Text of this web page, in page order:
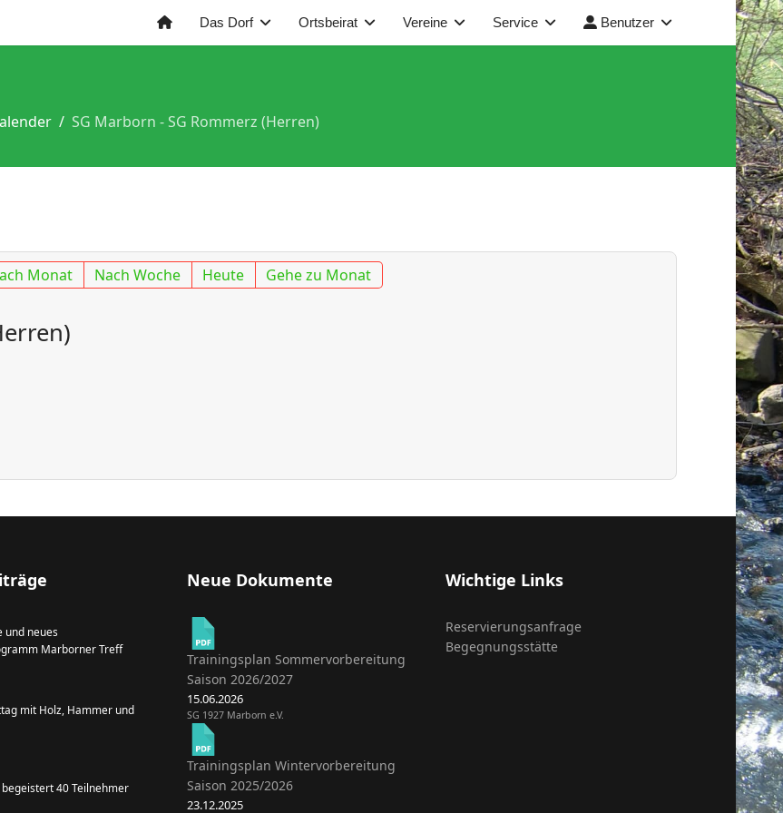
Das Dorf Ortsbeirat Vereine Service Benutzer
SG Marborn - SG Rommerz (Herren)
Monat Nach Woche Heute Gehe zu Monat
und neues
Marborner Treff
mit Holz, Hammer und
begeistert 40 Teilnehmer
Neue Dokumente
Trainingsplan Sommervorbereitung
Saison 2026/2027
15.06.2026
SG 1927 Marborn e.V.
Trainingsplan Wintervorbereitung
Saison 2025/2026
23.12.2025
Wichtige Links
Reservierungsanfrage
Begegnungsstätte